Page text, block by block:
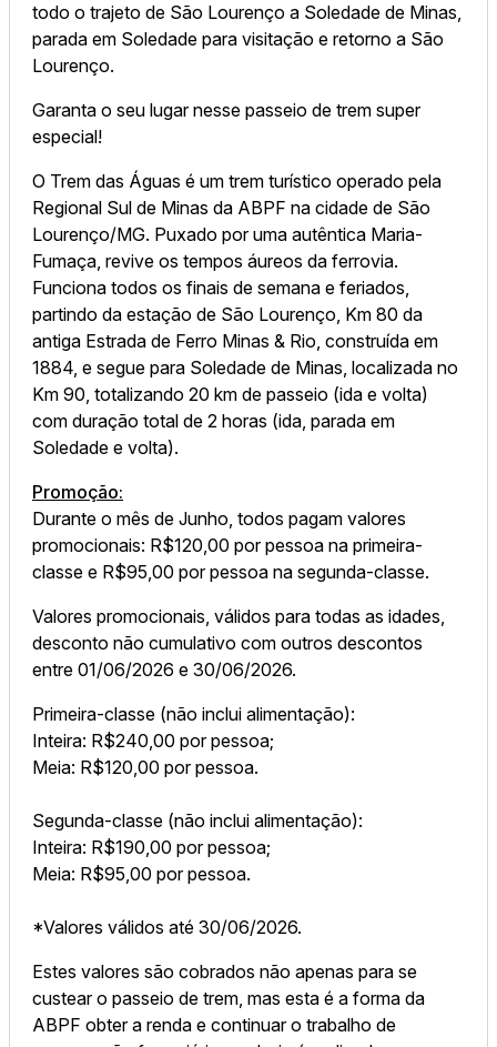
todo o trajeto de São Lourenço a Soledade de Minas,
parada em Soledade para visitação e retorno a São
Lourenço.
Garanta o seu lugar nesse passeio de trem super
especial!
O Trem das Águas é um trem turístico operado pela
Regional Sul de Minas da ABPF na cidade de São
Lourenço/MG. Puxado por uma autêntica Maria-
Fumaça, revive os tempos áureos da ferrovia.
Funciona todos os finais de semana e feriados,
partindo da estação de São Lourenço, Km 80 da
antiga Estrada de Ferro Minas & Rio, construída em
1884, e segue para Soledade de Minas, localizada no
Km 90, totalizando 20 km de passeio (ida e volta)
com duração total de 2 horas (ida, parada em
Soledade e volta).
Promoção:
Durante o mês de Junho, todos pagam valores
promocionais: R$120,00 por pessoa na primeira-
classe e R$95,00 por pessoa na segunda-classe.
Valores promocionais, válidos para todas as idades,
desconto não cumulativo com outros descontos
entre 01/06/2026 e 30/06/2026.
Primeira-classe (não inclui alimentação):
Inteira: R$240,00 por pessoa;
Meia: R$120,00 por pessoa.
Segunda-classe (não inclui alimentação):
Inteira: R$190,00 por pessoa;
Meia: R$95,00 por pessoa.
*Valores válidos até 30/06/2026.
Estes valores são cobrados não apenas para se
custear o passeio de trem, mas esta é a forma da
ABPF obter a renda e continuar o trabalho de